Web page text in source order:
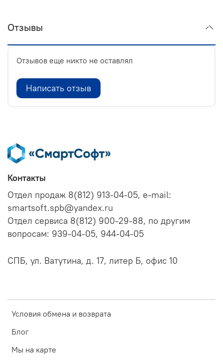
Отзывы
Отзывов еще никто не оставлял
Написать отзыв
Условия обмена и возврата
Блог
Мы на карте
Контакты
Отдел продаж 8(812) 913-04-05, e-mail:
smartsoft.spb@yandex.ru
Отдел сервиса 8(812) 900-29-88, по другим
вопросам: 939-04-05, 944-04-05
СПБ, ул. Ватутина, д. 17, литер Б, офис 10